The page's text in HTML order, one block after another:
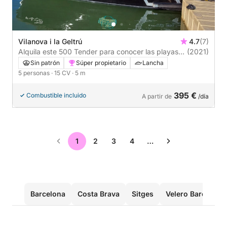
Vilanova i la Geltrú 4.7(7)
Alquila este 500 Tender para conocer las playas
de
(2021)
Sin patrón Súper propietario
Lancha
5 personas · 15 CV · 5 m
Combustible incluido A partir de 395 € /día
1 2 3 4 …
Barcelona Costa Brava Sitges Velero Barcelona